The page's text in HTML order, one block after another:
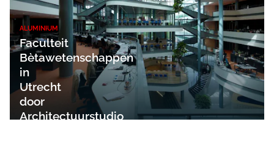
ALUMINIUM
Faculteit
Bètawetenschappen
in
Utrecht
door
Architectuurstudio